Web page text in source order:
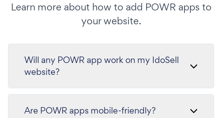
Learn more about how to add POWR apps to
your website.
Will any POWR app work on my IdoSell
website?
Are POWR apps mobile-friendly?